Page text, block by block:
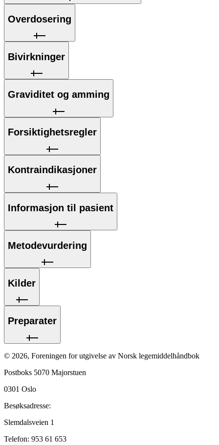
Overdosering
Bivirkninger
Graviditet og amming
Forsiktighetsregler
Kontraindikasjoner
Informasjon til pasient
Metodevurdering
Kilder
Preparater
© 2026, Foreningen for utgivelse av Norsk legemiddelhåndbok
Postboks 5070 Majorstuen
0301 Oslo
Besøksadresse:
Slemdalsveien 1
Telefon: 953 61 653